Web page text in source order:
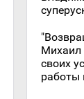
Михаил
своих
работы